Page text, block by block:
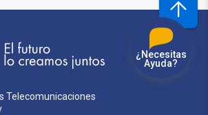
Telecomunicaciones
¿Necesitas
Ayuda?